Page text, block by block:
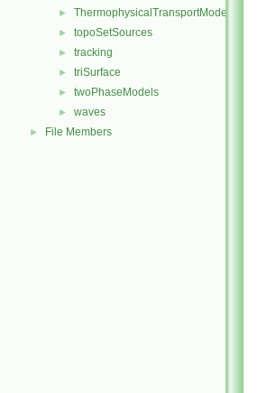
► ThermophysicalTransportModels
► topoSetSources
► tracking
► triSurface
► twoPhaseModels
► waves
► File Members